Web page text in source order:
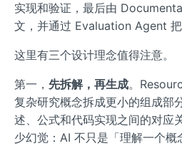
实现和验证，最后由
文，并通过 Evaluation Agent 把
这里有三个设计理念值得注意。
第一， 先拆解，再生成。
复杂研究概念拆成更小的组成部
述、公式和代码实现之间的对应
少幻觉：AI 不只是「理解一个